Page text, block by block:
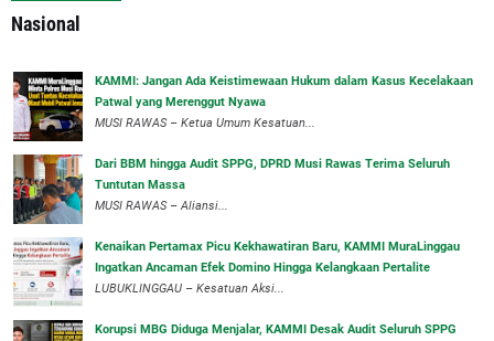
Nasional
‎KAMMI: Jangan Ada Keistimewaan Hukum dalam Kasus Kecelakaan
Patwal yang Merenggut Nyawa
‎MUSI RAWAS – Ketua Umum Kesatuan...
Dari BBM hingga Audit SPPG, DPRD Musi Rawas Terima Seluruh
Tuntutan Massa
MUSI RAWAS – Aliansi...
‎Kenaikan Pertamax Picu Kekhawatiran Baru, KAMMI MuraLinggau
Ingatkan Ancaman Efek Domino Hingga Kelangkaan Pertalite
‎LUBUKLINGGAU – Kesatuan Aksi...
Korupsi MBG Diduga Menjalar, KAMMI Desak Audit Seluruh SPPG